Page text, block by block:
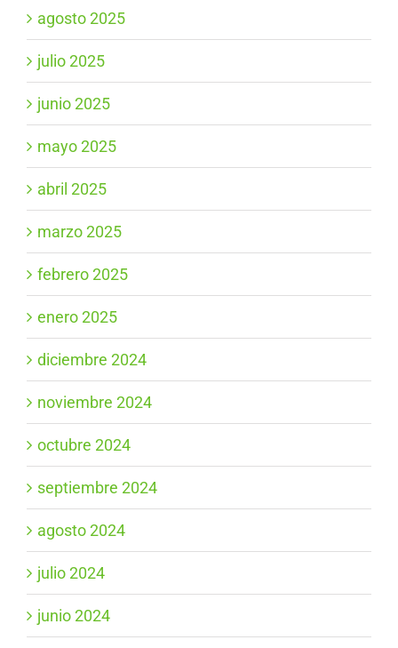
agosto 2025
julio 2025
junio 2025
mayo 2025
abril 2025
marzo 2025
febrero 2025
enero 2025
diciembre 2024
noviembre 2024
octubre 2024
septiembre 2024
agosto 2024
julio 2024
junio 2024